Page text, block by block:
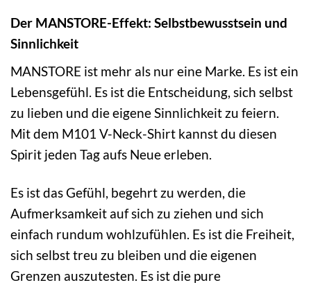
Der MANSTORE-Effekt: Selbstbewusstsein und
Sinnlichkeit
MANSTORE ist mehr als nur eine Marke. Es ist ein
Lebensgefühl. Es ist die Entscheidung, sich selbst
zu lieben und die eigene Sinnlichkeit zu feiern.
Mit dem M101 V-Neck-Shirt kannst du diesen
Spirit jeden Tag aufs Neue erleben.
Es ist das Gefühl, begehrt zu werden, die
Aufmerksamkeit auf sich zu ziehen und sich
einfach rundum wohlzufühlen. Es ist die Freiheit,
sich selbst treu zu bleiben und die eigenen
Grenzen auszutesten. Es ist die pure